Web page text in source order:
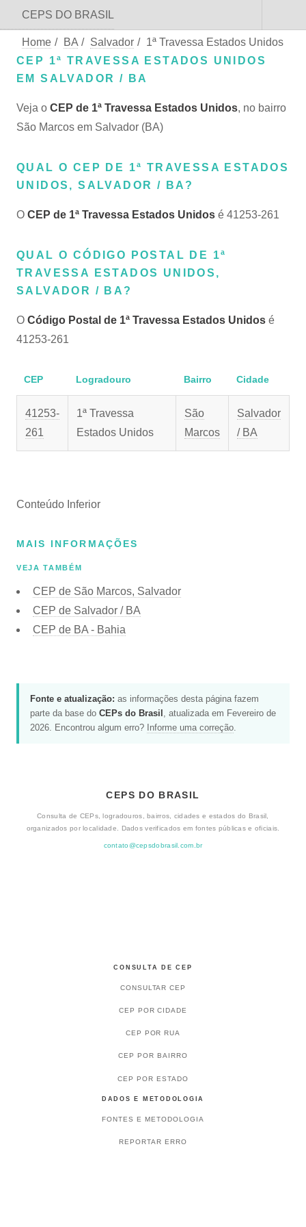
CEPS DO BRASIL
Home / BA / Salvador / 1ª Travessa Estados Unidos
CEP 1ª TRAVESSA ESTADOS UNIDOS
EM SALVADOR / BA
Veja o CEP de 1ª Travessa Estados Unidos, no bairro
São Marcos em Salvador (BA)
QUAL O CEP DE 1ª TRAVESSA ESTADOS
UNIDOS, SALVADOR / BA?
O CEP de 1ª Travessa Estados Unidos é 41253-261
QUAL O CÓDIGO POSTAL DE 1ª
TRAVESSA ESTADOS UNIDOS,
SALVADOR / BA?
O Código Postal de 1ª Travessa Estados Unidos é
41253-261
CEP Logradouro Bairro Cidade
41253-
261
1ª Travessa
Estados Unidos
São
Marcos
Salvador
/ BA
Conteúdo Inferior
MAIS INFORMAÇÕES
VEJA TAMBÉM
CEP de São Marcos, Salvador
CEP de Salvador / BA
CEP de BA - Bahia
Fonte e atualização: as informações desta página fazem
parte da base do CEPs do Brasil , atualizada em Fevereiro de
2026. Encontrou algum erro? Informe uma correção.
CEPS DO BRASIL
Consulta de CEPs, logradouros, bairros, cidades e estados do Brasil,
organizados por localidade. Dados verificados em fontes públicas e oficiais.
contato@cepsdobrasil.com.br
CONSULTA DE CEP
CONSULTAR CEP
CEP POR CIDADE
CEP POR RUA
CEP POR BAIRRO
CEP POR ESTADO
DADOS E METODOLOGIA
FONTES E METODOLOGIA
REPORTAR ERRO